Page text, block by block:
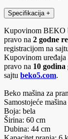
Specifikacija +
Kupovinom BEKO
pravo na 2 godne
registracijom na
Kupovinom uređaja
pravo na 10
sajtu beko5.com.
Beko mašina za
Samostojeće
Boja: bela
Širina: 60 cm
Dubina: 44 cm